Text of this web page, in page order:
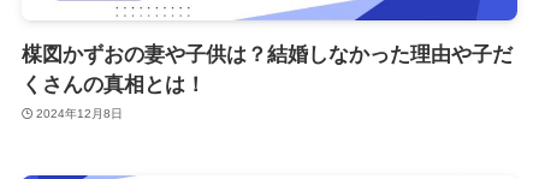
楳図かずおの妻や子供は？結婚しなかった理由や子だ
くさんの真相とは！
2024年12月8日